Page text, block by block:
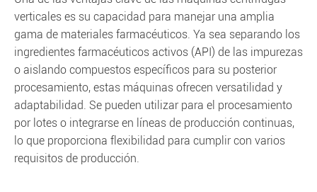
verticales es su capacidad para manejar una amplia
gama de materiales farmacéuticos. Ya sea separando los
ingredientes farmacéuticos activos (API) de las impurezas
o aislando compuestos específicos para su posterior
procesamiento, estas máquinas ofrecen versatilidad y
adaptabilidad. Se pueden utilizar para el procesamiento
por lotes o integrarse en líneas de producción continuas,
lo que proporciona flexibilidad para cumplir con varios
requisitos de producción.